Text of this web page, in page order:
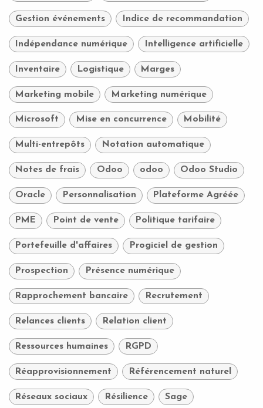
Gestion événements Indice de recommandation
Indépendance numérique Intelligence artificielle
Inventaire Logistique Marges
Marketing mobile Marketing numérique
Microsoft Mise en concurrence Mobilité
Multi-entrepôts Notation automatique
Notes de frais Odoo odoo Odoo Studio
Oracle Personnalisation Plateforme Agréée
PME Point de vente Politique tarifaire
Portefeuille d'affaires Progiciel de gestion
Prospection Présence numérique
Rapprochement bancaire Recrutement
Relances clients Relation client
Ressources humaines RGPD
Réapprovisionnement Référencement naturel
Réseaux sociaux Résilience Sage